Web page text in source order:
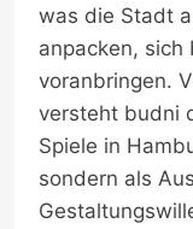
was die Stadt
anpacken, sich
voranbringen.
versteht budni
Spiele in
sondern als